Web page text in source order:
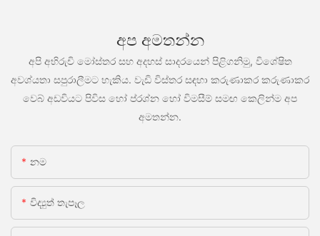
අප අමතන්න
අපි අභිරුචි මෝස්තර සහ අදහස් සාදරයෙන් පිළිගනිමු, විශේෂිත
අවශ්යතා සපුරාලීමට හැකිය. වැඩි විස්තර සඳහා කරුණාකර කරුණාකර
වෙබ් අඩවියට පිවිස හෝ ප්රශ්න හෝ විමසීම් සමඟ කෙලින්ම අප
අමතන්න.
නම
විද්‍යුත් තැපෑල